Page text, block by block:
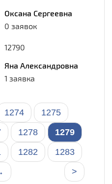
Оксана Сергеевна
0 заявок
12790
Яна Александровна
1 заявка
1274
1275
1278
1279
1282
1283
>